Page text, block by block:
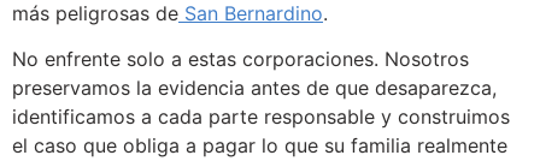
más peligrosas de San Bernardino.
No enfrente solo a estas corporaciones. Nosotros
preservamos la evidencia antes de que desaparezca,
identificamos a cada parte responsable y construimos
el caso que obliga a pagar lo que su familia realmente